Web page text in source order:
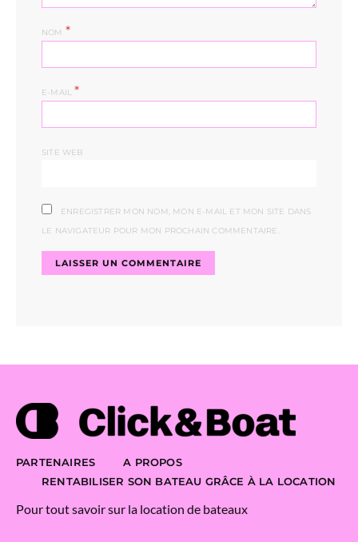
NOM *
E-MAIL*
SITE WEB
ENREGISTRER MON NOM, MON E-MAIL ET MON SITE DANS
LE NAVIGATEUR POUR MON PROCHAIN COMMENTAIRE.
PARTENAIRES
A PROPOS
RENTABILISER SON BATEAU GRÂCE À LA LOCATION
Pour tout savoir sur la location de bateaux